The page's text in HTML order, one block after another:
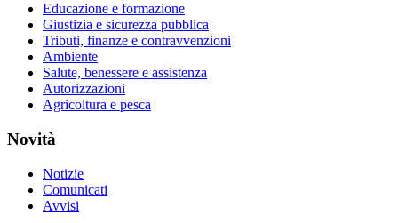
Educazione e formazione
Giustizia e sicurezza pubblica
Tributi, finanze e contravvenzioni
Ambiente
Salute, benessere e assistenza
Autorizzazioni
Agricoltura e pesca
Novità
Notizie
Comunicati
Avvisi